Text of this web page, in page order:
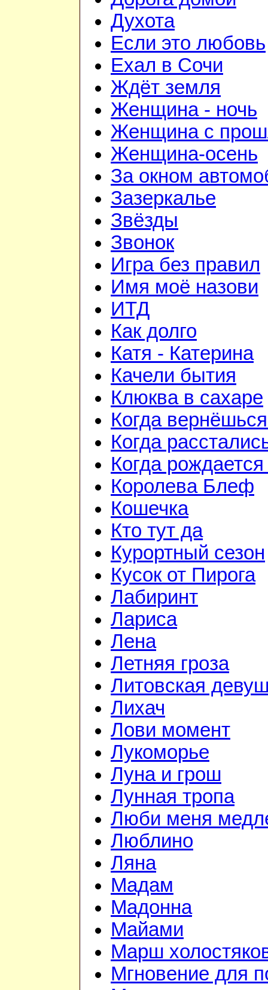
Духота
Если это любовь
Ехал в Сочи
Ждёт земля
Женщина - ночь
Женщина с
Женщина-осень
За окном
Зазеркалье
Звёзды
Звонок
Игра без правил
Имя моё назови
ИТД
Как долго
Катя - Катерина
Качели бытия
Клюква в сахаре
Когда
Когда
Когда
Королева Блеф
Кошечка
Кто тут да
Курортный сезон
Кусок от Пирога
Лабиринт
Лариса
Лена
Летняя гроза
Литовская
Лихач
Лови момент
Лукоморье
Луна и грош
Лунная тропа
Люби меня
Люблино
Ляна
Мадам
Мадонна
Майами
Марш
Мгновение для